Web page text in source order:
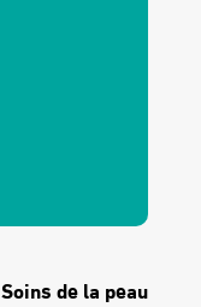
Soins de la peau